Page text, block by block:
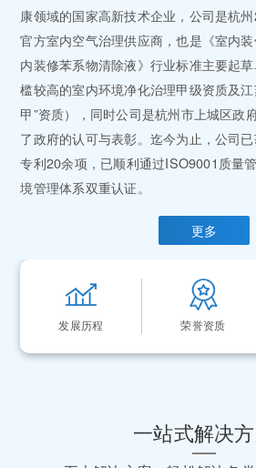
康领域的国家高新技术企业，公司是杭
官方室内空气治理供应商，也是《室内
内装修苯系物清除液》行业标准主要起
槛较高的室内环境净化治理甲级资质及
甲”资质），同时公司是杭州市上城区政
了政府的认可与表彰。迄今为止，公司
专利20余项，已顺利通过ISO9001质量
境管理体系双重认证。
更多
发展历程 荣誉资质
一站式解决